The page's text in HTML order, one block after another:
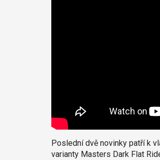
Poslední dvě novinky patří k
varianty Masters Dark Flat